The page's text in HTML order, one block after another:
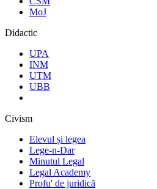
MoJ
Didactic
UPA
INM
UTM
UBB
Civism
Elevul și legea
Lege-n-Dar
Minutul Legal
Legal Academy
Profu' de juridică